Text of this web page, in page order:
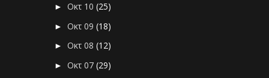
►Οκτ 10(25)
►Οκτ 09(18)
►Οκτ 08(12)
►Οκτ 07(29)